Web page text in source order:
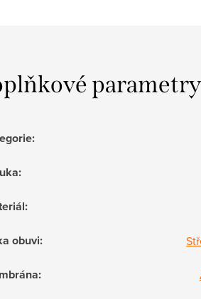
parametry
:
:
:
obuvi:
: